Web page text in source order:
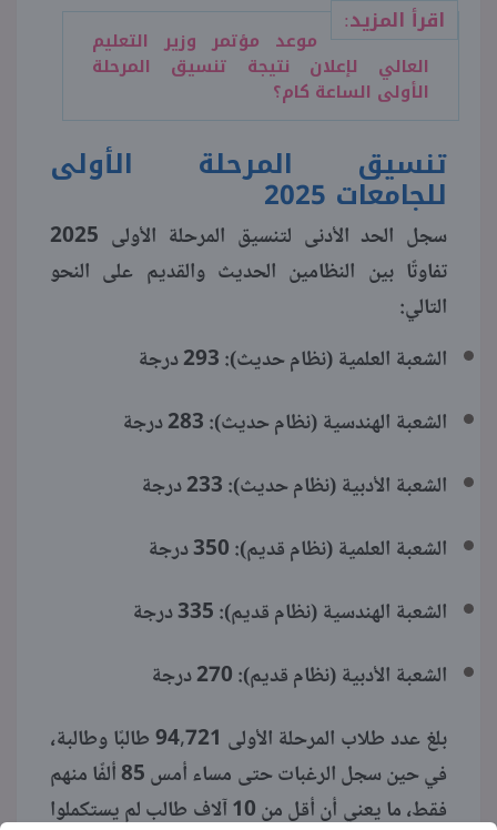
اقرأ المزيد:
موعد مؤتمر وزير التعليم
العالي لإعلان نتيجة تنسيق المرحلة
الأولى الساعة كام؟
تنسيق المرحلة الأولى
للجامعات 2025
سجل الحد الأدنى لتنسيق المرحلة الأولى 2025
تفاوتًا بين النظامين الحديث والقديم على النحو
التالي:
الشعبة العلمية (نظام حديث): 293 درجة
الشعبة الهندسية (نظام حديث): 283 درجة
الشعبة الأدبية (نظام حديث): 233 درجة
الشعبة العلمية (نظام قديم): 350 درجة
الشعبة الهندسية (نظام قديم): 335 درجة
الشعبة الأدبية (نظام قديم): 270 درجة
بلغ عدد طلاب المرحلة الأولى 94,721 طالبًا وطالبة،
في حين سجل الرغبات حتى مساء أمس 85 ألفًا منهم
فقط، ما يعني أن أقل من 10 آلاف طالب لم يستكملوا